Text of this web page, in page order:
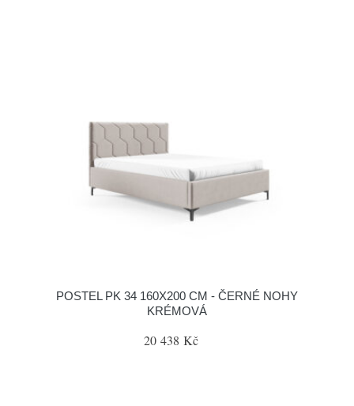
POSTEL PK 34 160X200 CM - ČERNÉ NOHY
KRÉMOVÁ
20 438 Kč